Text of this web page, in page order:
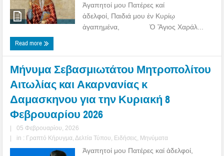
Ἀγαπητοί μου Πατέρες καί
ἀδελφοί, Παιδιά μου ἐν Κυρίῳ
ἀγαπημένα, Ὁ Ἅγιος Χαράλ...
Read more
Μήνυμα Σεβασμιωτάτου Μητροπολίτου
Αιτωλίας και Ακαρνανίας κ
Δαμασκηνου για την Κυριακή 8
Φεβρουαρίου 2026
|
05 Φεβρουαρίου, 2026
|
in : Γραπτό Κήρυγμα Δελτία Τύπου Ειδήσεις Μηνύματα
Ἀγαπητοί μου Πατέρες καί ἀδελφοί,